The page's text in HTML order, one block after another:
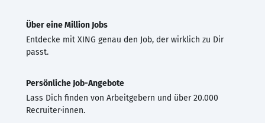
Über eine Million Jobs
Entdecke mit XING genau den Job, der wirklich zu Dir
passt.
Persönliche Job-Angebote
Lass Dich finden von Arbeitgebern und über 20.000
Recruiter·innen.